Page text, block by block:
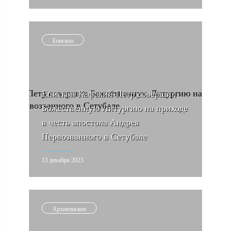
Епископ
Епископ Кафский Петр совершил
Божественную Литургию на приходе
в честь апостола Андрея
Первозванного в Сетубале
13 декабря 2023
Архиепископ